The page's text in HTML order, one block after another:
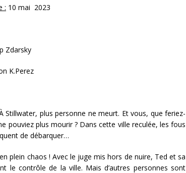
: 10 mai 2023
Zdarsky
K.Perez
Stillwater, plus personne ne meurt. Et vous, que feriez-
pouviez plus mourir ? Dans cette ville reculée, les fous
de débarquer…
plein chaos ! Avec le juge mis hors de nuire, Ted et sa
le contrôle de la ville. Mais d’autres personnes sont